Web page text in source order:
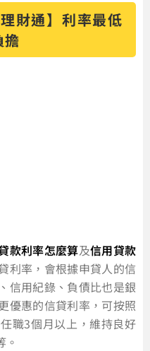
財通】利率最低
擔
款利率怎麼算及信用貸款
利率，會根據申貸人的信
信用紀錄、負債比也是銀
優惠的信貸利率，可按照
職3個月以上，維持良好
。